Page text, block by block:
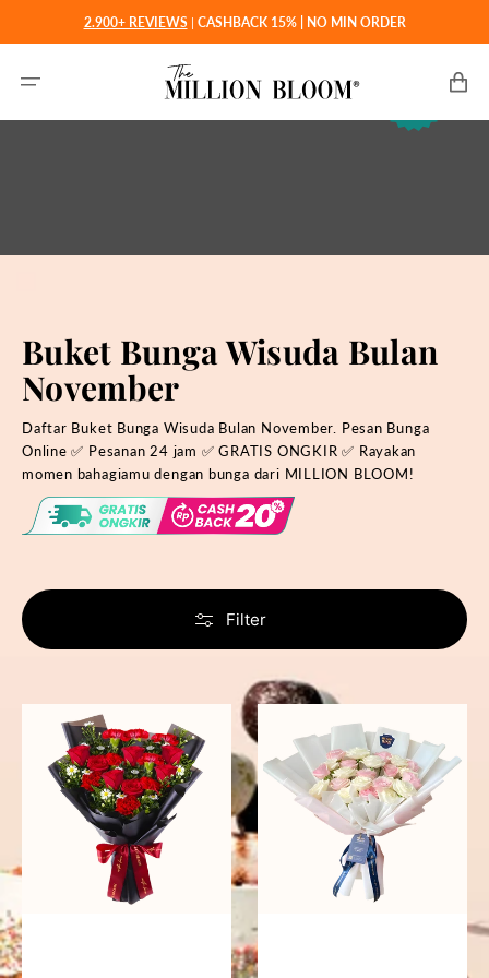
konten
2.900+ REVIEWS | CASHBACK 15% | NO MIN ORDER
Buket Bunga Wisuda Bulan
November
Daftar Buket Bunga Wisuda Bulan November. Pesan Bunga
Online ✅ Pesanan 24 jam ✅ GRATIS ONGKIR ✅ Rayakan
momen bahagiamu dengan bunga dari MILLION BLOOM!
Filter
Passion
Pure
Love